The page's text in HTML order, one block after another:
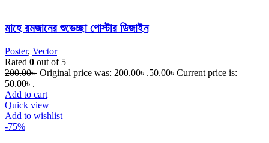
মাহে রমজানের শুভেচ্ছা পোস্টার ডিজাইন
Poster, Vector
Rated 0 out of 5
200.00৳ Original price was: 200.00৳ .50.00৳ Current price is:
50.00৳ .
Add to cart
Quick view
Add to wishlist
-75%